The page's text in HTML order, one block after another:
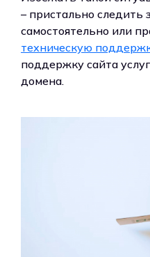
– пристально следить
самостоятельно или
техническую
поддержку сайта
домена.